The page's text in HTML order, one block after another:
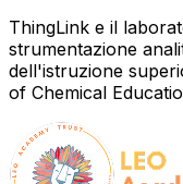
ThingLink e il
strumentazione
dell'istruzione
of Chemical